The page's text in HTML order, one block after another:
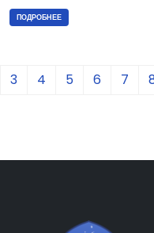
ПОДРОБНЕЕ
3 4 5 6 7